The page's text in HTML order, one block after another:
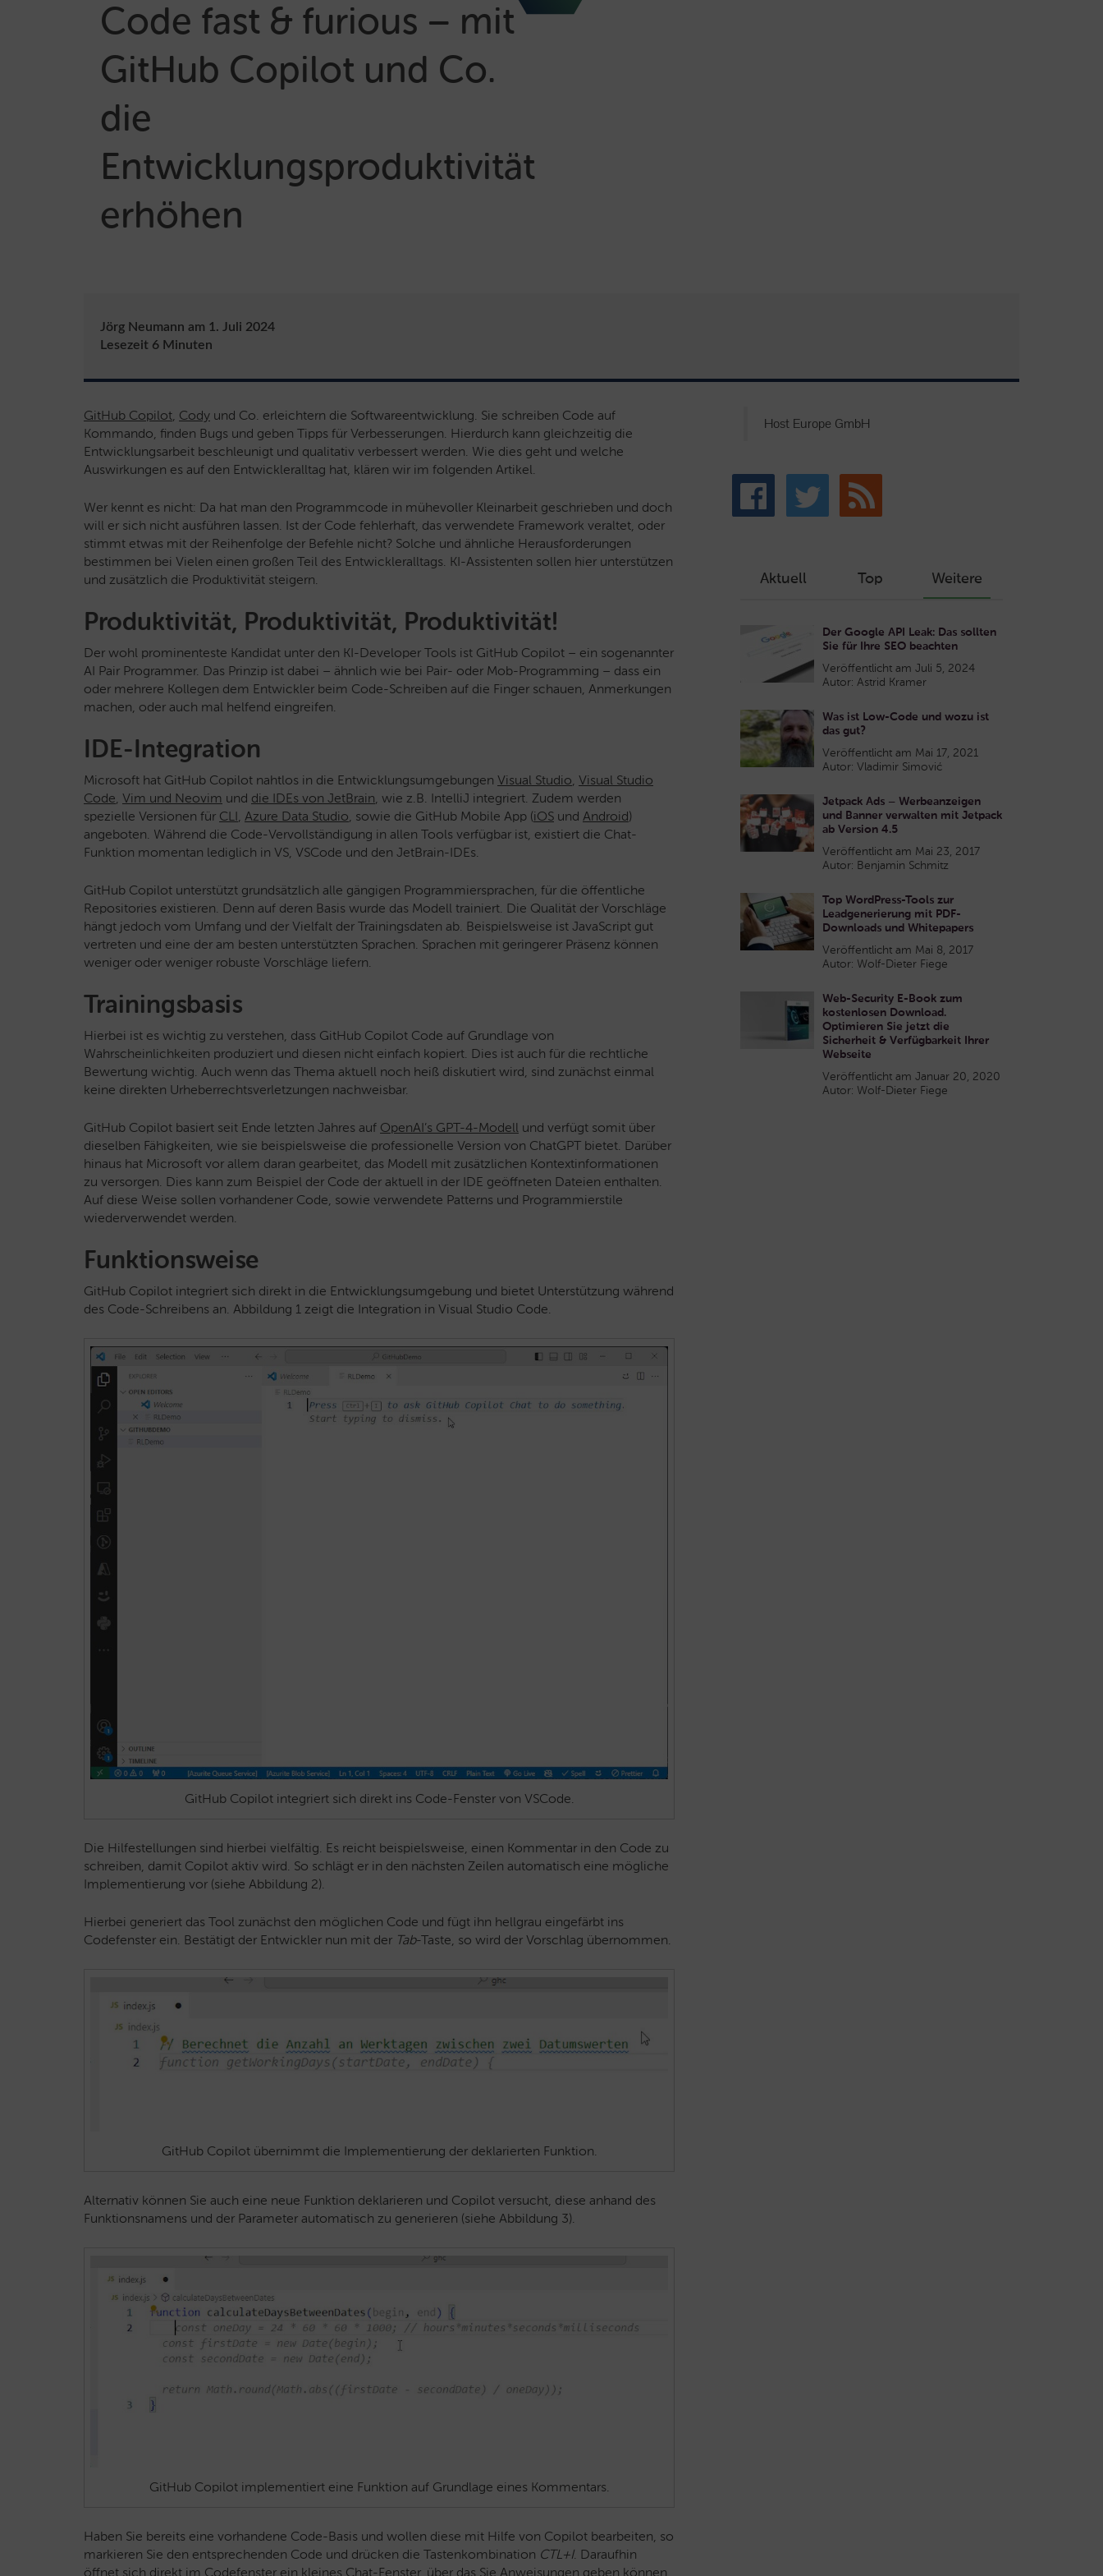
Code fast & furious – mit
GitHub Copilot und Co.
die
Entwicklungsproduktivität
erhöhen
Jörg Neumann am 1. Juli 2024
Lesezeit 6 Minuten
GitHub Copilot, Cody und Co. erleichtern die Softwareentwicklung. Sie schreiben Code auf
Kommando, finden Bugs und geben Tipps für Verbesserungen. Hierdurch kann gleichzeitig die
Entwicklungsarbeit beschleunigt und qualitativ verbessert werden. Wie dies geht und welche
Auswirkungen es auf den Entwickleralltag hat, klären wir im folgenden Artikel.
Wer kennt es nicht: Da hat man den Programmcode in mühevoller Kleinarbeit geschrieben und doch
will er sich nicht ausführen lassen. Ist der Code fehlerhaft, das verwendete Framework veraltet, oder
stimmt etwas mit der Reihenfolge der Befehle nicht? Solche und ähnliche Herausforderungen
bestimmen bei Vielen einen großen Teil des Entwickleralltags. KI-Assistenten sollen hier unterstützen
und zusätzlich die Produktivität steigern.
Produktivität, Produktivität, Produktivität!
Der wohl prominenteste Kandidat unter den KI-Developer Tools ist GitHub Copilot – ein sogenannter
AI Pair Programmer. Das Prinzip ist dabei – ähnlich wie bei Pair- oder Mob-Programming – dass ein
oder mehrere Kollegen dem Entwickler beim Code-Schreiben auf die Finger schauen, Anmerkungen
machen, oder auch mal helfend eingreifen.
IDE-Integration
Microsoft hat GitHub Copilot nahtlos in die Entwicklungsumgebungen Visual Studio, Visual Studio
Code, Vim und Neovim und die IDEs von JetBrain, wie z.B. IntelliJ integriert. Zudem werden
spezielle Versionen für CLI, Azure Data Studio, sowie die GitHub Mobile App (iOS und Android)
angeboten. Während die Code-Vervollständigung in allen Tools verfügbar ist, existiert die Chat-
Funktion momentan lediglich in VS, VSCode und den JetBrain-IDEs.
GitHub Copilot unterstützt grundsätzlich alle gängigen Programmiersprachen, für die öffentliche
Repositories existieren. Denn auf deren Basis wurde das Modell trainiert. Die Qualität der Vorschläge
hängt jedoch vom Umfang und der Vielfalt der Trainingsdaten ab. Beispielsweise ist JavaScript gut
vertreten und eine der am besten unterstützten Sprachen. Sprachen mit geringerer Präsenz können
weniger oder weniger robuste Vorschläge liefern.
Trainingsbasis
Hierbei ist es wichtig zu verstehen, dass GitHub Copilot Code auf Grundlage von
Wahrscheinlichkeiten produziert und diesen nicht einfach kopiert. Dies ist auch für die rechtliche
Bewertung wichtig. Auch wenn das Thema aktuell noch heiß diskutiert wird, sind zunächst einmal
keine direkten Urheberrechtsverletzungen nachweisbar.
GitHub Copilot basiert seit Ende letzten Jahres auf OpenAI’s GPT-4-Modell und verfügt somit über
dieselben Fähigkeiten, wie sie beispielsweise die professionelle Version von ChatGPT bietet. Darüber
hinaus hat Microsoft vor allem daran gearbeitet, das Modell mit zusätzlichen Kontextinformationen
zu versorgen. Dies kann zum Beispiel der Code der aktuell in der IDE geöffneten Dateien enthalten.
Auf diese Weise sollen vorhandener Code, sowie verwendete Patterns und Programmierstile
wiederverwendet werden.
Funktionsweise
GitHub Copilot integriert sich direkt in die Entwicklungsumgebung und bietet Unterstützung während
des Code-Schreibens an. Abbildung 1 zeigt die Integration in Visual Studio Code.
GitHub Copilot integriert sich direkt ins Code-Fenster von VSCode.
Die Hilfestellungen sind hierbei vielfältig. Es reicht beispielsweise, einen Kommentar in den Code zu
schreiben, damit Copilot aktiv wird. So schlägt er in den nächsten Zeilen automatisch eine mögliche
Implementierung vor (siehe Abbildung 2).
Hierbei generiert das Tool zunächst den möglichen Code und fügt ihn hellgrau eingefärbt ins
Codefenster ein. Bestätigt der Entwickler nun mit der Tab-Taste, so wird der Vorschlag übernommen.
GitHub Copilot übernimmt die Implementierung der deklarierten Funktion.
Alternativ können Sie auch eine neue Funktion deklarieren und Copilot versucht, diese anhand des
Funktionsnamens und der Parameter automatisch zu generieren (siehe Abbildung 3).
GitHub Copilot implementiert eine Funktion auf Grundlage eines Kommentars.
Haben Sie bereits eine vorhandene Code-Basis und wollen diese mit Hilfe von Copilot bearbeiten, so
markieren Sie den entsprechenden Code und drücken die Tastenkombination CTL+I. Daraufhin
öffnet sich direkt im Codefenster ein kleines Chat-Fenster, über das Sie Anweisungen geben können
Host Europe GmbH
Aktuell Top Weitere
Der Google API Leak: Das sollten
Sie für Ihre SEO beachten
Veröffentlicht am Juli 5, 2024
Autor: Astrid Kramer
Was ist Low-Code und wozu ist
das gut?
Veröffentlicht am Mai 17, 2021
Autor: Vladimir Simović
Jetpack Ads – Werbeanzeigen
und Banner verwalten mit Jetpack
ab Version 4.5
Veröffentlicht am Mai 23, 2017
Autor: Benjamin Schmitz
Top WordPress-Tools zur
Leadgenerierung mit PDF-
Downloads und Whitepapers
Veröffentlicht am Mai 8, 2017
Autor: Wolf-Dieter Fiege
Web-Security E-Book zum
kostenlosen Download.
Optimieren Sie jetzt die
Sicherheit & Verfügbarkeit Ihrer
Webseite
Veröffentlicht am Januar 20, 2020
Autor: Wolf-Dieter Fiege